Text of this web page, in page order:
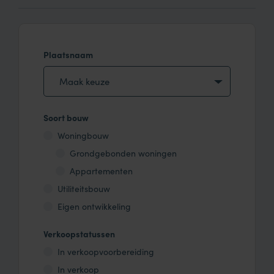
Plaatsnaam
Maak keuze
Soort bouw
Woningbouw
Grondgebonden woningen
Appartementen
Utiliteitsbouw
Eigen ontwikkeling
Verkoopstatussen
In verkoopvoorbereiding
In verkoop